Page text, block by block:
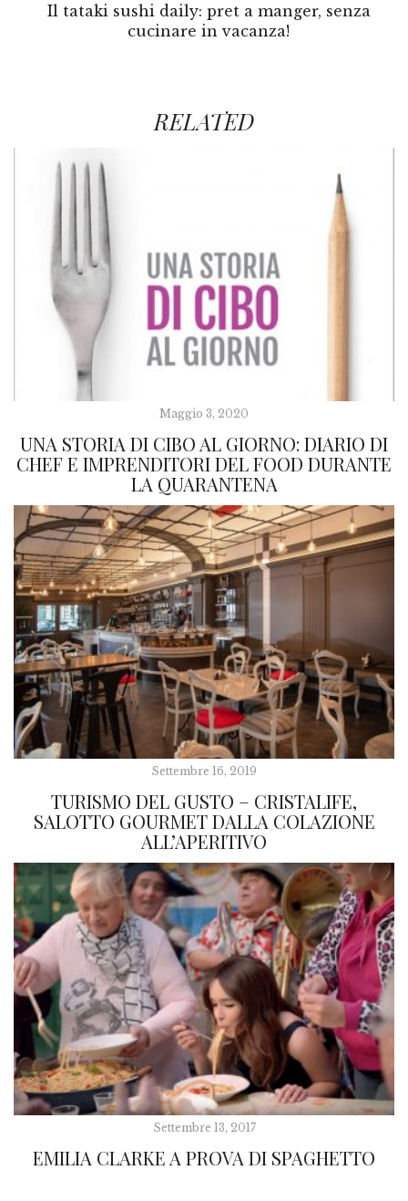
Il tataki sushi daily: pret a manger, senza
cucinare in vacanza!
RELATED
Maggio 3, 2020
UNA STORIA DI CIBO AL GIORNO: DIARIO DI
CHEF E IMPRENDITORI DEL FOOD DURANTE
LA QUARANTENA
Settembre 16, 2019
TURISMO DEL GUSTO – CRISTALIFE,
SALOTTO GOURMET DALLA COLAZIONE
ALL’APERITIVO
Settembre 13, 2017
EMILIA CLARKE A PROVA DI SPAGHETTO